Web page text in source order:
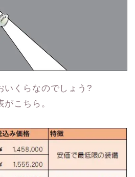
いくらなのでしょう?
こちら。